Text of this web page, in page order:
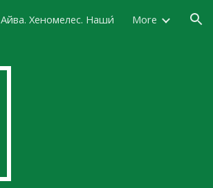
Айва. Хеномелес. Наши́ More